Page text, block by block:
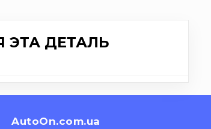
ЭТА ДЕТАЛЬ
AutoOn.com.ua